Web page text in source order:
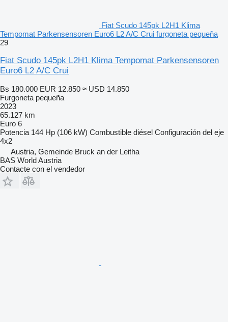
Fiat Scudo 145pk L2H1 Klima
Tempomat Parkensensoren Euro6 L2 A/C Crui furgoneta pequeña
29
Fiat Scudo 145pk L2H1 Klima Tempomat Parkensensoren
Euro6 L2 A/C Crui
Bs 180.000 EUR 12.850 ≈ USD 14.850
Furgoneta pequeña
2023
65.127 km
Euro 6
Potencia 144 Hp (106 kW) Combustible diésel Configuración del eje
4x2
Austria, Gemeinde Bruck an der Leitha
BAS World Austria
Contacte con el vendedor